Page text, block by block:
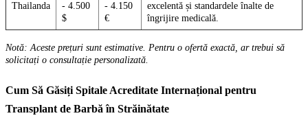
Thailanda
- 4.500
$
- 4.150
€
excelentă și standardele înalte de
îngrijire medicală.
Notă: Aceste prețuri sunt estimative. Pentru o ofertă exactă, ar trebui să
solicitați o consultație personalizată.
Cum Să Găsiți Spitale Acreditate Internațional pentru
Transplant de Barbă în Străinătate